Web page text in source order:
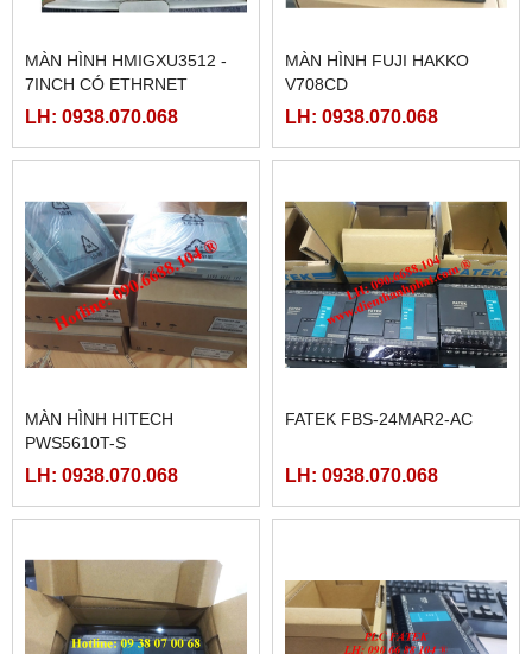
MÀN HÌNH HMIGXU3512 -
7INCH CÓ ETHRNET
LH: 0938.070.068
MÀN HÌNH FUJI HAKKO
V708CD
LH: 0938.070.068
MÀN HÌNH HITECH
PWS5610T-S
LH: 0938.070.068
FATEK FBS-24MAR2-AC
LH: 0938.070.068